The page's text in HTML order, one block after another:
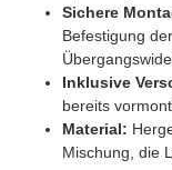
Sichere
Befestigung
Inklusive
bereits
Material:
Mischung, die